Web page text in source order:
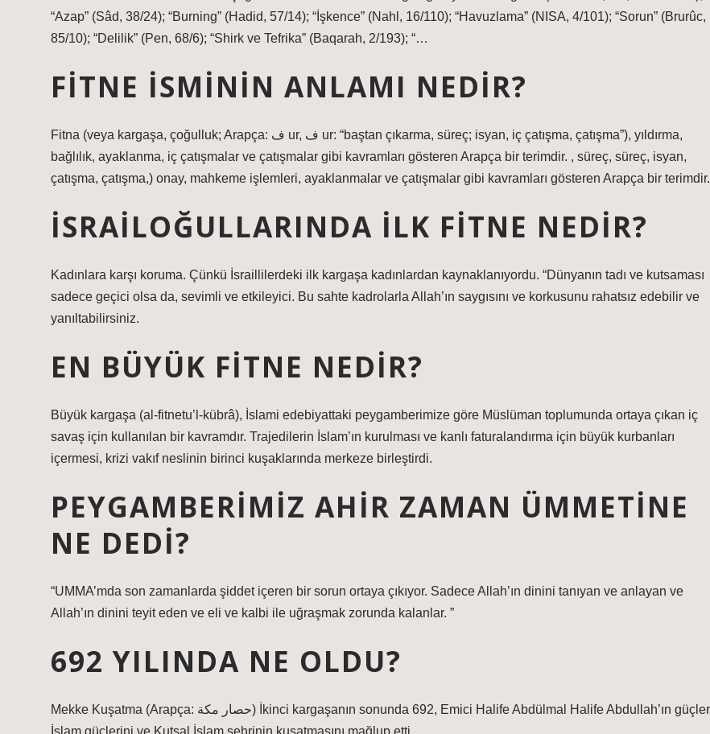
“Azap” (Sâd, 38/24); “Burning” (Hadid, 57/14); “İşkence” (Nahl, 16/110); “Havuzlama” (NISA, 4/101); “Sorun” (Brurûc,
85/10); “Delilik” (Pen, 68/6); “Shirk ve Tefrika” (Baqarah, 2/193); “…
FITNE ISMININ ANLAMI NEDIR?
Fitna (veya kargaşa, çoğulluk; Arapça: ف ur, ف ur: “baştan çıkarma, süreç; isyan, iç çatışma, çatışma”), yıldırma,
bağlılık, ayaklanma, iç çatışmalar ve çatışmalar gibi kavramları gösteren Arapça bir terimdir. , süreç, süreç, isyan,
çatışma, çatışma,) onay, mahkeme işlemleri, ayaklanmalar ve çatışmalar gibi kavramları gösteren Arapça bir terimdir.
İSRAILOĞULLARINDA ILK FITNE NEDIR?
Kadınlara karşı koruma. Çünkü İsraillilerdeki ilk kargaşa kadınlardan kaynaklanıyordu. “Dünyanın tadı ve kutsaması
sadece geçici olsa da, sevimli ve etkileyici. Bu sahte kadrolarla Allah’ın saygısını ve korkusunu rahatsız edebilir ve
yanıltabilirsiniz.
EN BÜYÜK FITNE NEDIR?
Büyük kargaşa (al-fitnetu’l-kübrâ), İslami edebiyattaki peygamberimize göre Müslüman toplumunda ortaya çıkan iç
savaş için kullanılan bir kavramdır. Trajedilerin İslam’ın kurulması ve kanlı faturalandırma için büyük kurbanları
içermesi, krizi vakıf neslinin birinci kuşaklarında merkeze birleştirdi.
PEYGAMBERIMIZ AHIR ZAMAN ÜMMETINE
NE DEDI?
“UMMA’mda son zamanlarda şiddet içeren bir sorun ortaya çıkıyor. Sadece Allah’ın dinini tanıyan ve anlayan ve
Allah’ın dinini teyit eden ve eli ve kalbi ile uğraşmak zorunda kalanlar. ”
692 YILINDA NE OLDU?
Mekke Kuşatma (Arapça: حصار مكة) İkinci kargaşanın sonunda 692, Emici Halife Abdülmal Halife Abdullah’ın güçleri
İslam güçlerini ve Kutsal İslam şehrinin kuşatmasını mağlup etti.